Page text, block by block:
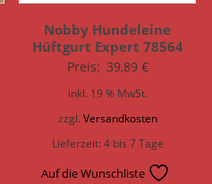
Nobby Hundeleine
Hüftgurt Expert 78564
Preis: 39,89 €
inkl. 19 % MwSt.
zzgl. Versandkosten
Lieferzeit:4 bis 7 Tage
Auf die Wunschliste